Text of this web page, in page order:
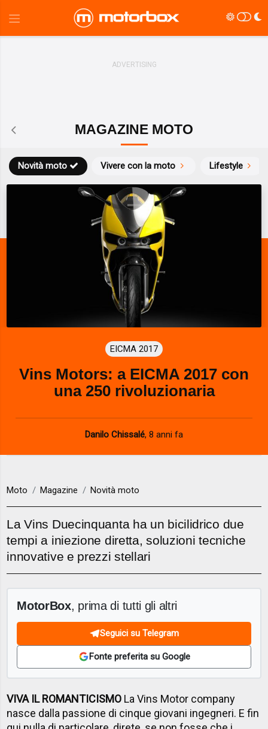
MAGAZINE MOTO
Novità moto Vivere con la moto Lifestyle
EICMA 2017
Vins Motors: a EICMA 2017 con
una 250 rivoluzionaria
Danilo Chissalé, 8 anni fa
Moto Magazine Novità moto
La Vins Duecinquanta ha un bicilidrico due
tempi a iniezione diretta, soluzioni tecniche
innovative e prezzi stellari
MotorBox, prima di tutti gli altri
Seguici su Telegram
Fonte preferita su Google
VIVA IL ROMANTICISMO La Vins Motor company
nasce dalla passione di cinque giovani ingegneri. E fin